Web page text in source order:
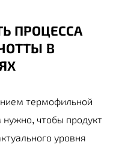
ПРОЦЕССА
В
термофильной
чтобы продукт
уровня